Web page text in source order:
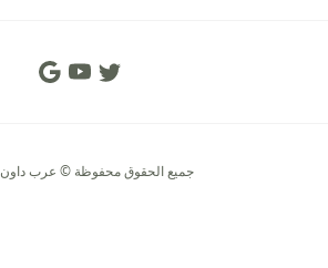
Social Links
جميع الحقوق محفوظة © عرب داون 2026